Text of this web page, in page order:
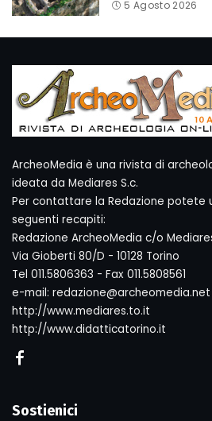
5 Agosto 2026
ArcheoMedia è una rivista di
ideata da Mediares S.c.
Per contattare la Redazione potete
seguenti recapiti:
Redazione ArcheoMedia c/o
Via Gioberti 80/D - 10128 Torino
Tel 011.5806363 - Fax 011.5808561
e-mail: redazione@archeomedia.net
http://www.mediares.to.it
http://www.didatticatorino.it
Sostienici